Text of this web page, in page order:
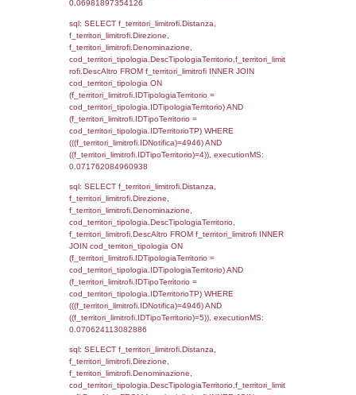
d1_controlli.Regione, d1_controlli.Provincia,
d1_controlli.Comune, d1_controlli.Via,
d1_controlli.Email, d1_controlli.Pec FROM
INNER JOIN d1_controlli ON
d1_controlli.UntAmmTerr where
executionMS: 0.035422086715698
sql: SELECT * FROM d2_autorizzazioni
IDNotifica=4946, executionMS:
StatoIspezione,
'%d/%m/%Y') as DataApertura,
DATE_FORMAT(DataChiusura, '%d/%m/
DataChiusura,
'%d/%m/%Y') as DataUltimoPIR FROM
WHERE (((d3_ispezioni.IDNotifica)=4946)),
0.00069904327392578
FROM f_confini_stato INNER JOIN
f_confini_stato.IDStato = el_nazioni.IDStato